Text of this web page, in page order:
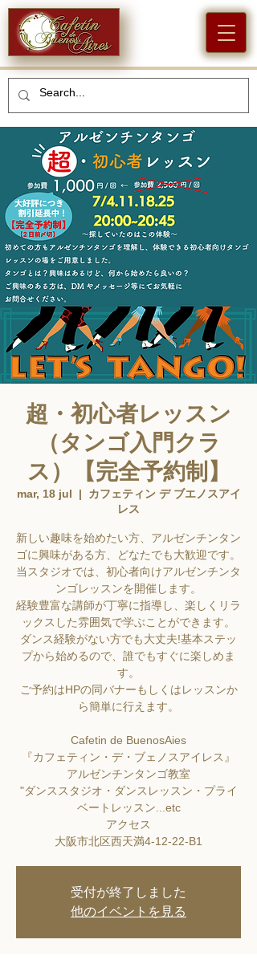
超・初心者レッスン
（タンゴ入門クラ
ス）【完全予約制】
mar, 18 jul
  |
カフェティン デ ブエノスアイ
レス
新しい趣味を始めたい方、アルゼンチンタン
ゴに興味がある方、どなたでも大歓迎です。
当スタジオでは、初心者向けアルゼンチンタ
ンゴレッスンを開催します。
経験豊富な講師が丁寧に指導し、楽しくリラ
ックスした雰囲気で学ぶことができます。
ダンス経験がない方でも大丈夫!基本ステッ
プから始めるので、誰でもすぐに楽しめま
す。
ご予約はHPの同バナーもしくはレッスンか
ら簡単に行えます。
Cafetin de BuenosAies
『カフェティン・デ・ブェノスアイレス』
アルゼンチンタンゴ教室
"ダンススタジオ・ダンスレッスン・プライ
ベートレッスン...etc
アクセス
大阪市北区西天満4-12-22-B1
受付が終了しました
他のイベントを見る